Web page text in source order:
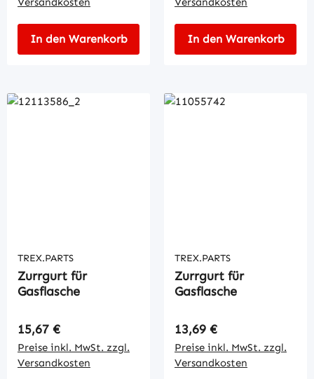
In den Warenkorb In den Warenkorb
TREX.PARTS
Zurrgurt für
Gasflasche
Regulärer Preis:
15,67 €
Preise inkl. MwSt. zzgl.
Versandkosten
TREX.PARTS
Zurrgurt für
Gasflasche
Regulärer Preis:
13,69 €
Preise inkl. MwSt. zzgl.
Versandkosten